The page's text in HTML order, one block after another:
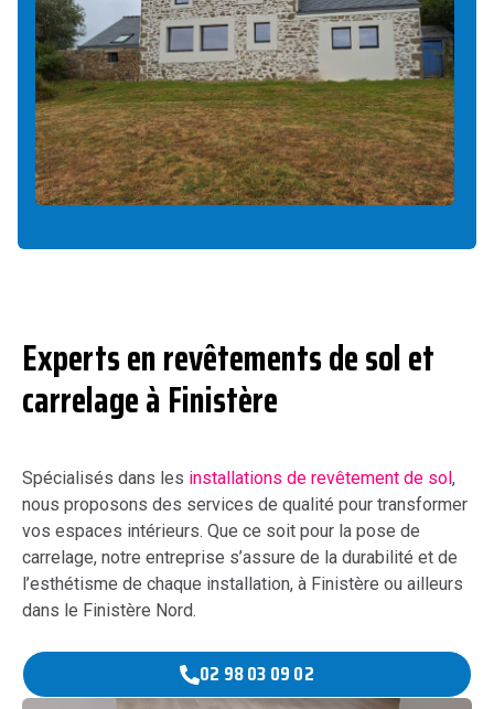
Experts en revêtements de sol et
carrelage à Finistère
Spécialisés dans les installations de revêtement de sol ,
nous proposons des services de qualité pour transformer
vos espaces intérieurs. Que ce soit pour la pose de
carrelage, notre entreprise s’assure de la durabilité et de
l’esthétisme de chaque installation, à Finistère ou ailleurs
dans le Finistère Nord.
02 98 03 09 02